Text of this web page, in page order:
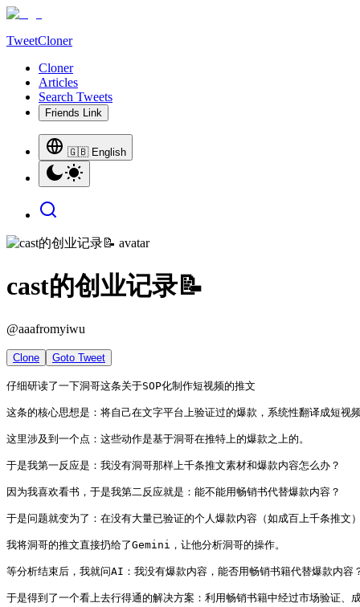
TweetCloner
Cloner
Articles
Search Tweets
Friends Link
🇬🇧 English
cast的创业记录📝
@aaafromyiwu
Clone Goto Tweet
仔细研读了一下洞哥这条关于SOP化制作短视频的推文
这条的核心思想是：将自己在文字平台上验证过的爆款，系统性翻译成短视
这里涉及到一个点：这些动作是基于洞哥在推特上的爆款之上的。
于是我第一反应是：我没有洞哥那样上千条推文素材和爆款内容怎么办？
因为我喜欢看书，于是我第二反应就是：能不能用畅销书代替爆款内容？
于是问题就变为了：在没有大量已验证的个人爆款内容（如成百上千条推
我将洞哥的推文直接扔给了Gemini，让他分析洞哥的操作。
等分析结束后，我就问AI：我没有爆款内容，能否用畅销书籍代替爆款内容
于是得到了一个看上去行得通的解决方案：利用畅销书籍中经过市场验证